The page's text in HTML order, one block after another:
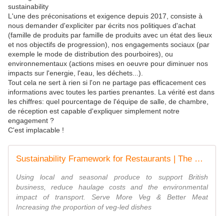
sustainability
L'une des préconisations et exigence depuis 2017, consiste à
nous demander d'expliciter par écrits nos politiques d'achat
(famille de produits par famille de produits avec un état des lieux
et nos objectifs de progression), nos engagements sociaux (par
exemple le mode de distribution des pourboires), ou
environnementaux (actions mises en oeuvre pour diminuer nos
impacts sur l'energie, l'eau, les déchets...).
Tout cela ne sert à rien si l'on ne partage pas efficacement ces
informations avec toutes les parties prenantes. La vérité est dans
les chiffres: quel pourcentage de l'équipe de salle, de chambre,
de réception est capable d'expliquer simplement notre
engagement ?
C'est implacable !
Sustainability Framework for Restaurants | The SRA
Using local and seasonal produce to support British
business, reduce haulage costs and the environmental
impact of transport. Serve More Veg & Better Meat
Increasing the proportion of veg-led dishes